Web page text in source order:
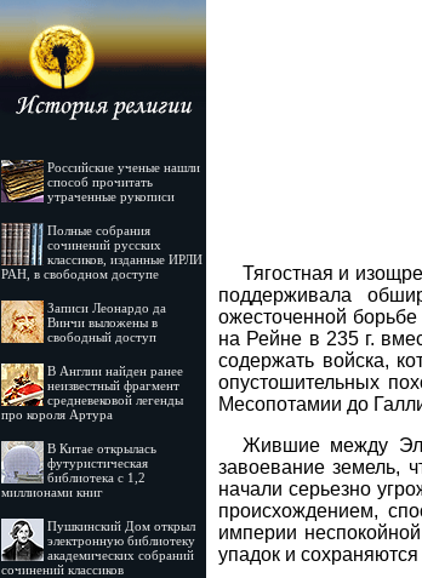
Российские ученые нашли
способ прочитать
утраченные рукописи
Полные собрания
сочинений русских
классиков, изданные ИРЛИ
РАН, в свободном доступе
Записи Леонардо да
Винчи выложены в
свободный доступ
В Англии найден ранее
неизвестный фрагмент
средневековой легенды
про короля Артура
В Китае открылась
футуристическая
библиотека с 1,2
миллионами книг
Пушкинский Дом открыл
электронную библиотеку
академических собраний
сочинений классиков
Тягостная и
поддерживала
ожесточенной
на Рейне в 235 г.
содержать войска,
опустошительных
Месопотамии до
Жившие между
завоевание земель,
начали серьезно
происхождением,
империи
упадок и